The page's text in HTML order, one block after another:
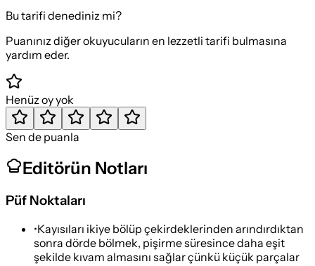
Bu tarifi denediniz mi?
Puanınız diğer okuyucuların en lezzetli tarifi bulmasına
yardım eder.
Henüz oy yok
Sen de puanla
Editörün Notları
Püf Noktaları
•Kayısıları ikiye bölüp çekirdeklerinden arındırdıktan
sonra dörde bölmek, pişirme süresince daha eşit
şekilde kıvam almasını sağlar çünkü küçük parçalar